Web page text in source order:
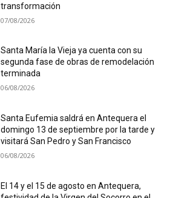
transformación
07/08/2026
Santa María la Vieja ya cuenta con su
segunda fase de obras de remodelación
terminada
06/08/2026
Santa Eufemia saldrá en Antequera el
domingo 13 de septiembre por la tarde y
visitará San Pedro y San Francisco
06/08/2026
El 14 y el 15 de agosto en Antequera,